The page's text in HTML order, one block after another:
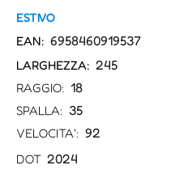
ESTIVO
EAN: 6958460919537
LARGHEZZA: 245
RAGGIO: 18
SPALLA: 35
VELOCITA': 92
DOT 2024